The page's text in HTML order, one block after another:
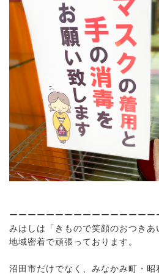
ーーーーーーーーーーーーーーーー
みはしは「きもので笑顔のおつきあ
地域密着で頑張っております。
沼田市だけでなく、みなかみ町・昭